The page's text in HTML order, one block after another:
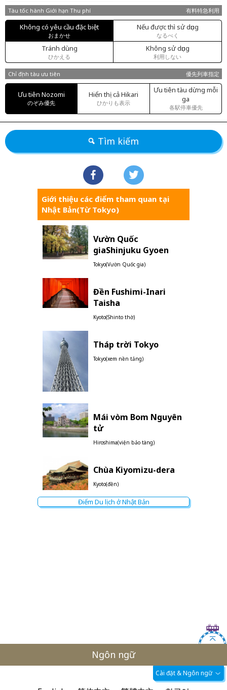
Tàu tốc hành Giới hạn Thu phí 有料特急利用
Không có yêu cầu đặc biệt
おまかせ
Nếu được thì sử dụng
なるべく
Tránh dùng
ひかえる
Không sử dụng
利用しない
Chỉ định tàu ưu tiên 優先列車指定
Ưu tiên Nozomi
のぞみ優先
Hiển thị cả Hikari
ひかりも表示
Ưu tiên tàu dừng mỗi
ga
各駅停車優先
Tìm kiếm
Giới thiệu các điểm tham quan tại
Nhật Bản(Từ Tokyo)
Vườn Quốc
giaShinjuku Gyoen
Tokyo(Vườn Quốc gia)
Đền Fushimi-Inari
Taisha
Kyoto(Shinto thờ)
Tháp trời Tokyo
Tokyo(xem nền tảng)
Mái vòm Bom Nguyên
tử
Hiroshima(viện bảo tàng)
Chùa Kiyomizu-dera
Kyoto(đền)
Điểm Du lịch ở Nhật Bản
Ngôn ngữ
Cài đặt & Ngôn ngữ